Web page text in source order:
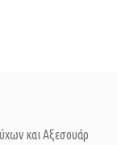
και Αξεσουάρ